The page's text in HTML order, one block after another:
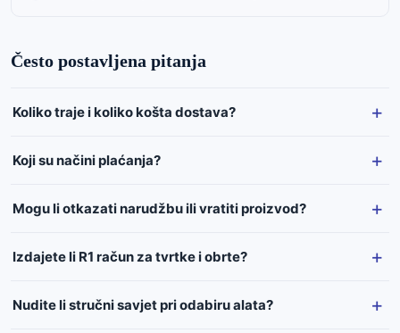
Često postavljena pitanja
Koliko traje i koliko košta dostava?
Koji su načini plaćanja?
Mogu li otkazati narudžbu ili vratiti proizvod?
Izdajete li R1 račun za tvrtke i obrte?
Nudite li stručni savjet pri odabiru alata?